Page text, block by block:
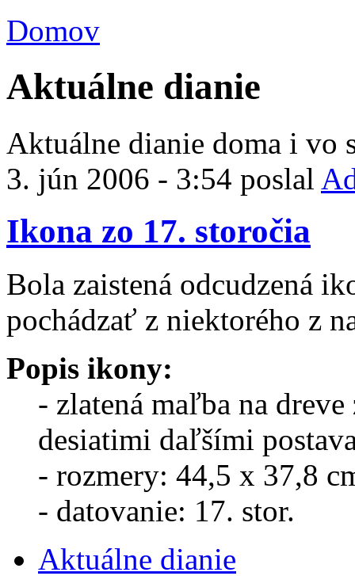
Domov
Aktuálne dianie
Aktuálne dianie doma i vo
3. jún 2006 - 3:54 poslal
Ikona zo 17. storočia
Bola zaistená odcudzená
pochádzať z niektorého z
Popis ikony:
- zlatená maľba na
desiatimi daľšími
- rozmery: 44,5 x 37,8
- datovanie: 17. stor.
Aktuálne dianie